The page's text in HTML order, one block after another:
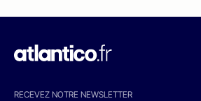
RECEVEZ NOTRE NEWSLETTER